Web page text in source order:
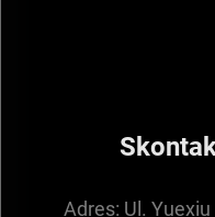
Adres: Ul.